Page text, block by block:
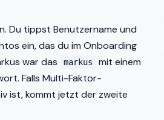
Du tippst Benutzername und
ein, das du im Onboarding
war das
markus
mit einem
Falls Multi-Faktor-
ist, kommt jetzt der zweite